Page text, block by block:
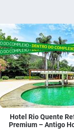
Hotel Rio Quente
Premium – Antigo